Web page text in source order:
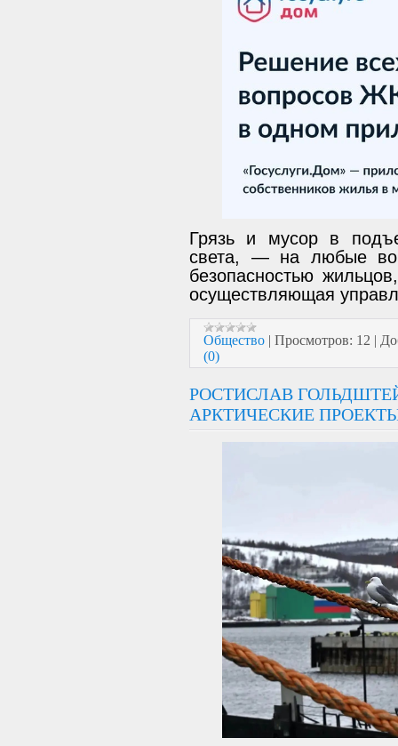
Грязь и мусор в
света, — на любые
безопасностью
осуществляющая
Общество | Просмотров: 12 |
(0)
РОСТИСЛАВ
АРКТИЧЕСКИЕ